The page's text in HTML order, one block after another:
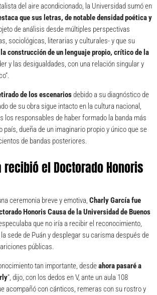
del aire acondicionado, la Universidad sumó en
que sus letras, de notable densidad poética y
de análisis desde múltiples perspectivas
sociológicas, literarias y culturales- y que su
construcción de un lenguaje propio, crítico de la
y las desigualdades, con una relación singular y
de los escenariosdebido a su diagnóstico de
de su obra sigue intacto en la cultura nacional,
los responsables de haber formado la banda más
país, dueña de un imaginario propio y único que se
de bandas posteriores.
recibió el Doctorado Honoris
ceremonia breve y emotiva, Charly Garcíafue
Honoris Causade la Universidad de Buenos
que no iría a recibir el reconocimiento,
sede de Puán y desplegar su carisma después de
públicas.
tan importante, desdeahora pasaré a
”, dijo, con los dedos en V, ante un aula 108
acompañó con cánticos, remeras con su rostro y